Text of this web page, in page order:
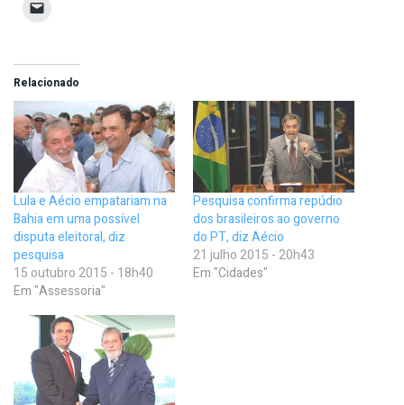
Relacionado
Lula e Aécio empatariam na
Bahia em uma possível
disputa eleitoral, diz
pesquisa
15 outubro 2015 - 18h40
Em "Assessoria"
Pesquisa confirma repúdio
dos brasileiros ao governo
do PT, diz Aécio
21 julho 2015 - 20h43
Em "Cidades"